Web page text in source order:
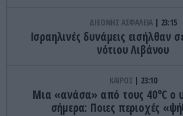
ΔΙΕΘΝΗΣ ΑΣΦΑΛΕΙΑ 23:15
Ισραηλινές δυνάμεις εισήλθαν
νότιου Λιβάνου
ΚΑΙΡΟΣ 23:10
Μια «ανάσα» από τους 40°C ο
σήμερα: Ποιες περιοχές